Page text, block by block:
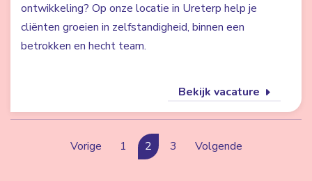
ontwikkeling? Op onze locatie in Ureterp help je
cliënten groeien in zelfstandigheid, binnen een
betrokken en hecht team.
Bekijk vacature
Vorige 1 2 3 Volgende